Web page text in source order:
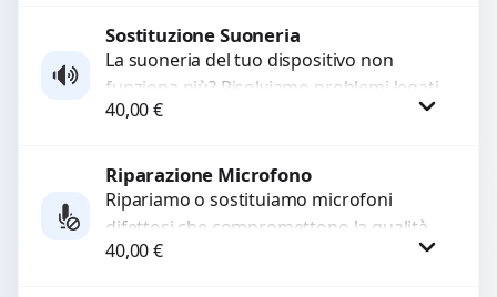
Procedi
Sostituzione Suoneria
La suoneria del tuo dispositivo non
funziona più? Risolviamo problemi legati
a moduli audio difettosi con interventi
40,00€
Procedi
Riparazione Microfono
Ripariamo o sostituiamo microfoni
difettosi che compromettono la qualità
audio delle registrazioni o delle
40,00€